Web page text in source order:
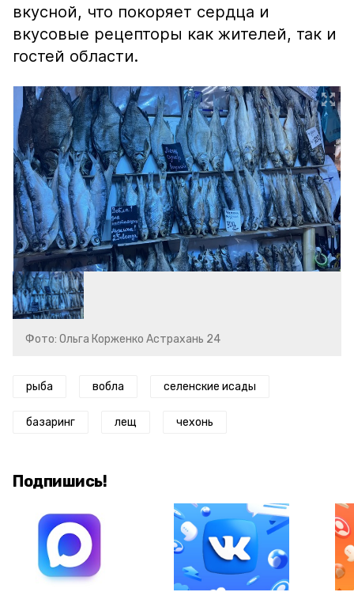
вкусной, что покоряет сердца и
вкусовые рецепторы как жителей, так и
гостей области.
Фото: Ольга Корженко Астрахань 24
рыба вобла селенские исады
базаринг лещ чехонь
Подпишись!